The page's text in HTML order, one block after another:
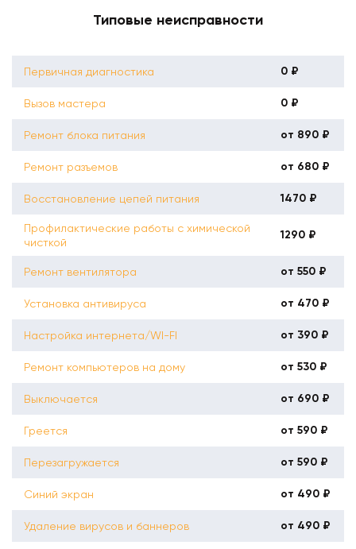
Типовые неисправности
Первичная диагностика 0 ₽
Вызов мастера 0 ₽
Ремонт блока питания от 890 ₽
Ремонт разъемов от 680 ₽
Восстановление цепей питания 1470 ₽
Профилактические работы с химической
чисткой
1290 ₽
Ремонт вентилятора от 550 ₽
Установка антивируса от 470 ₽
Настройка интернета/WI-FI от 390 ₽
Ремонт компьютеров на дому от 530 ₽
Выключается от 690 ₽
Греется от 590 ₽
Перезагружается от 590 ₽
Синий экран от 490 ₽
Удаление вирусов и баннеров от 490 ₽